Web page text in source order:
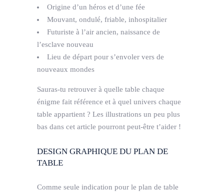
Origine d’un héros et d’une fée
Mouvant, ondulé, friable, inhospitalier
Futuriste à l’air ancien, naissance de
l’esclave nouveau
Lieu de départ pour s’envoler vers de
nouveaux mondes
Sauras-tu retrouver à quelle table chaque
énigme fait référence et à quel univers chaque
table appartient ? Les illustrations un peu plus
bas dans cet article pourront peut-être t’aider !
DESIGN GRAPHIQUE DU PLAN DE
TABLE
Comme seule indication pour le plan de table